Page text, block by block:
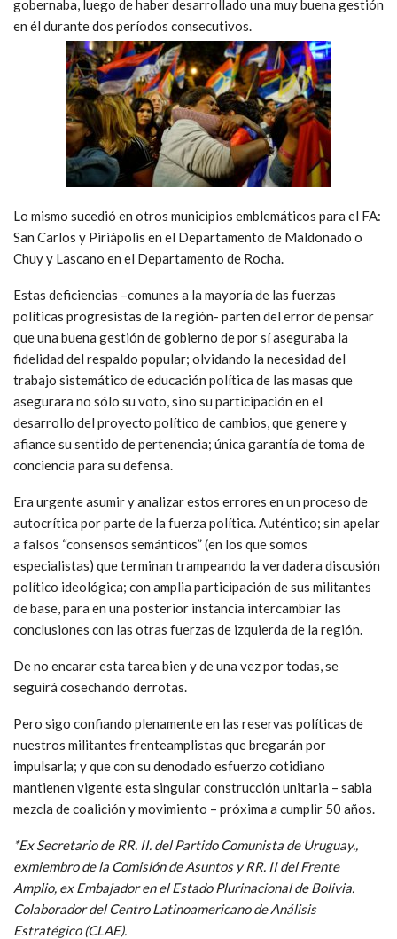
gobernaba, luego de haber desarrollado una muy buena gestión
en él durante dos períodos consecutivos.
Lo mismo sucedió en otros municipios emblemáticos para el FA:
San Carlos y Piriápolis en el Departamento de Maldonado o
Chuy y Lascano en el Departamento de Rocha.
Estas deficiencias –comunes a la mayoría de las fuerzas
políticas progresistas de la región- parten del error de pensar
que una buena gestión de gobierno de por sí aseguraba la
fidelidad del respaldo popular; olvidando la necesidad del
trabajo sistemático de educación política de las masas que
asegurara no sólo su voto, sino su participación en el
desarrollo del proyecto político de cambios, que genere y
afiance su sentido de pertenencia; única garantía de toma de
conciencia para su defensa.
Era urgente asumir y analizar estos errores en un proceso de
autocrítica por parte de la fuerza política. Auténtico; sin apelar
a falsos “consensos semánticos” (en los que somos
especialistas) que terminan trampeando la verdadera discusión
político ideológica; con amplia participación de sus militantes
de base, para en una posterior instancia intercambiar las
conclusiones con las otras fuerzas de izquierda de la región.
De no encarar esta tarea bien y de una vez por todas, se
seguirá cosechando derrotas.
Pero sigo confiando plenamente en las reservas políticas de
nuestros militantes frenteamplistas que bregarán por
impulsarla; y que con su denodado esfuerzo cotidiano
mantienen vigente esta singular construcción unitaria – sabia
mezcla de coalición y movimiento – próxima a cumplir 50 años.
*Ex Secretario de RR. II. del Partido Comunista de Uruguay.,
exmiembro de la Comisión de Asuntos y RR. II del Frente
Amplio, ex Embajador en el Estado Plurinacional de Bolivia.
Colaborador del Centro Latinoamericano de Análisis
Estratégico (CLAE).